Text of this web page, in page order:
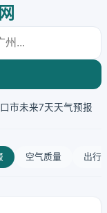
市未来7天天气预报
空气质量 出行